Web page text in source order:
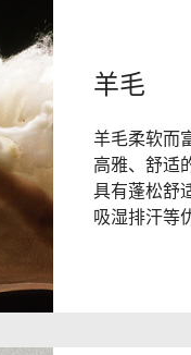
羊毛
羊毛柔软而
高雅、舒适
具有蓬松舒
吸湿排汗等